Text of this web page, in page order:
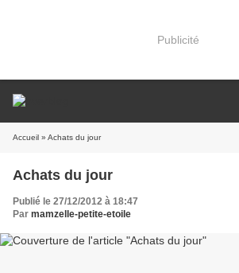
Publicité
Accueil » Achats du jour
Achats du jour
Publié le 27/12/2012 à 18:47
Par mamzelle-petite-etoile